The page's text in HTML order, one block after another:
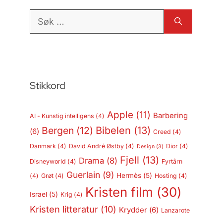
Søk
Stikkord
AI - Kunstig intelligens (4) Apple (11) Barbering
(6) Bergen (12) Bibelen (13) Creed (4)
Danmark(4) David André Østby(4) Design(3) Dior(4)
Disneyworld (4) Drama (8) Fjell (13) Fyrtårn
(4) Grøt(4) Guerlain (9) Hermès(5) Hosting (4)
Israel(5) Krig (4) Kristen film (30)
Kristen litteratur(10) Krydder(6) Lanzarote